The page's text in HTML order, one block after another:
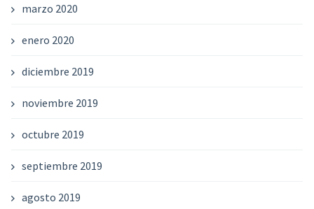
marzo 2020
enero 2020
diciembre 2019
noviembre 2019
octubre 2019
septiembre 2019
agosto 2019